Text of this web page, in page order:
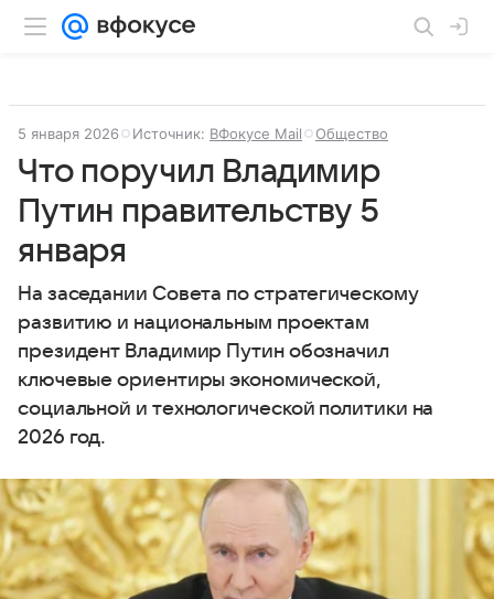
5 января 2026 Источник: ВФокусе Mail Общество
Что поручил Владимир
Путин правительству 5
января
На заседании Совета по стратегическому
развитию и национальным проектам
президент Владимир Путин обозначил
ключевые ориентиры экономической,
социальной и технологической политики на
2026 год.